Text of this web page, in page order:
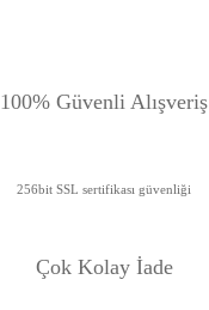
100% Güvenli Alışveriş
256bit SSL sertifikası güvenliği
Çok Kolay İade